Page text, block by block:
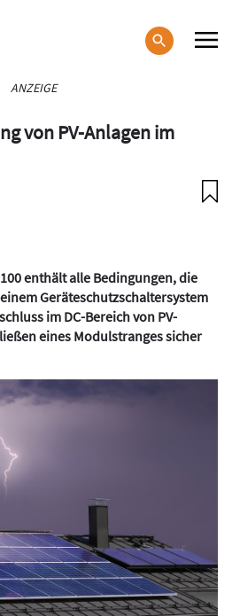
ANZEIGE
von PV-Anlagen im
100 enthält alle Bedingungen, die
Geräteschutzschaltersystem
im DC-Bereich von PV-
eines Modulstranges sicher